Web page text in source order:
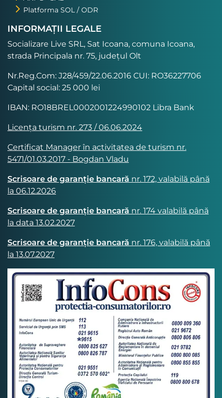
Platforma SOL / ODR
INFORMAȚII LEGALE
Socializare Live SRL, Sat Icoana, comuna Icoana,
strada Principala nr. 75, județul Olt
Nr.Reg.Com: J28/459/22.06.2016 CUI: RO36227706
Capital social: 25 000 lei
IBAN: RO18BREL0002001224990102 Libra Bank
Licența turism nr. 273 / 06.06.2024
Certificat Manager în activitatea de turism nr.
5471/01.03.2017 - Bogdan Vladu
Scrisoare de garanție bancară nr. 172, valabilă până
la 06.12.2026
Scrisoare de garanție bancară nr. 174 valabilă până
la data 13.02.2027
Scrisoare de garanție bancară nr. 176, valabilă până
la 13.07.2027